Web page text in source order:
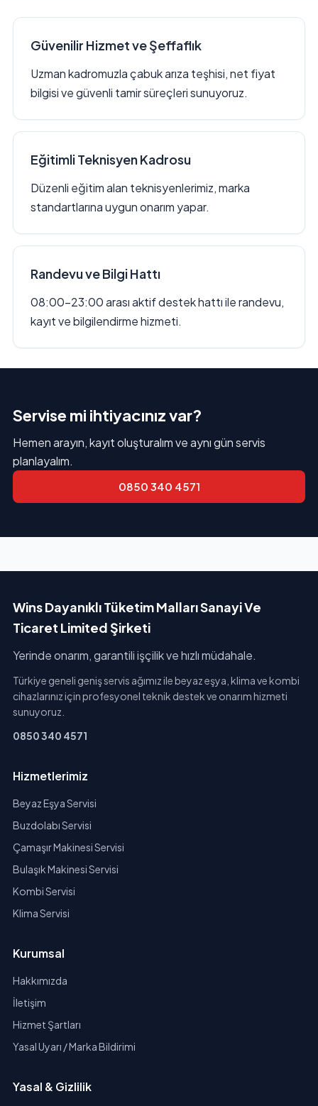
Güvenilir Hizmet ve Şeffaflık
Uzman kadromuzla çabuk arıza teşhisi, net fiyat
bilgisi ve güvenli tamir süreçleri sunuyoruz.
Eğitimli Teknisyen Kadrosu
Düzenli eğitim alan teknisyenlerimiz, marka
standartlarına uygun onarım yapar.
Randevu ve Bilgi Hattı
08:00–23:00 arası aktif destek hattı ile randevu,
kayıt ve bilgilendirme hizmeti.
Servise mi ihtiyacınız var?
Hemen arayın, kayıt oluşturalım ve aynı gün servis
planlayalım.
0850 340 4571
Wins Dayanıklı Tüketim Malları Sanayi Ve
Ticaret Limited Şirketi
Yerinde onarım, garantili işçilik ve hızlı müdahale.
Türkiye geneli geniş servis ağımız ile beyaz eşya, klima ve kombi
cihazlarınız için profesyonel teknik destek ve onarım hizmeti
sunuyoruz.
0850 340 4571
Hizmetlerimiz
Beyaz Eşya Servisi
Buzdolabı Servisi
Çamaşır Makinesi Servisi
Bulaşık Makinesi Servisi
Kombi Servisi
Klima Servisi
Kurumsal
Hakkımızda
İletişim
Hizmet Şartları
Yasal Uyarı / Marka Bildirimi
Yasal & Gizlilik